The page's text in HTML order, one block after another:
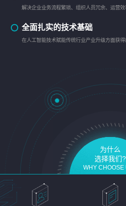
解决企业业务流程繁琐、组织人员冗余、运营
全面扎实的技术基础
在人工智能技术赋能传统行业产业升级方面获
为什么
选择我们?
WHY CHOOSE